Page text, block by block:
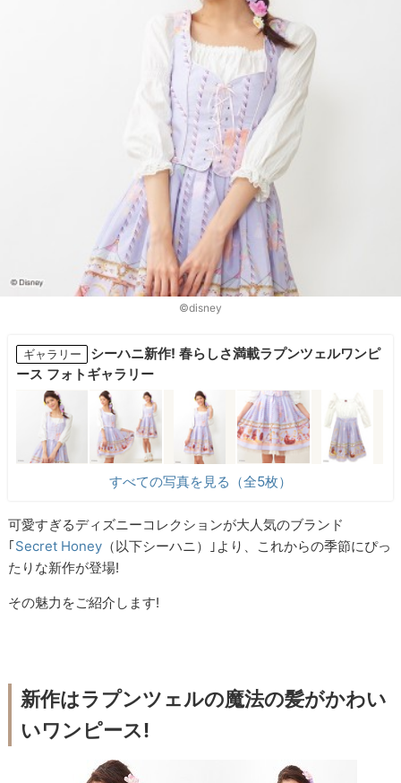
©disney
ギャラリー
シーハニ新作! 春らしさ満載ラプンツェルワンピ
ース フォトギャラリー
すべての写真を見る（全5枚）
可愛すぎるディズニーコレクションが大人気のブランド
｢Secret Honey （以下シーハニ）｣より、これからの季節にぴっ
たりな新作が登場!
その魅力をご紹介します!
新作はラプンツェルの魔法の髪がかわい
いワンピース!